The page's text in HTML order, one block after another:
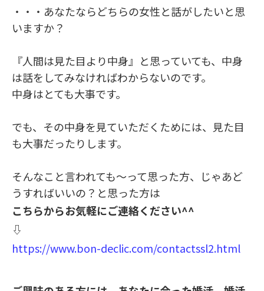
・・・あなたならどちらの女性と話がしたいと思
いますか？
『人間は見た目より中身』と思っていても、中身
は話をしてみなければわからないのです。
中身はとても大事です。
でも、その中身を見ていただくためには、見た目
も大事だったりします。
そんなこと言われても～って思った方、じゃあど
うすればいいの？と思った方は
こちらからお気軽にご連絡ください^^
⇩
https://www.bon-declic.com/contactssl2.html